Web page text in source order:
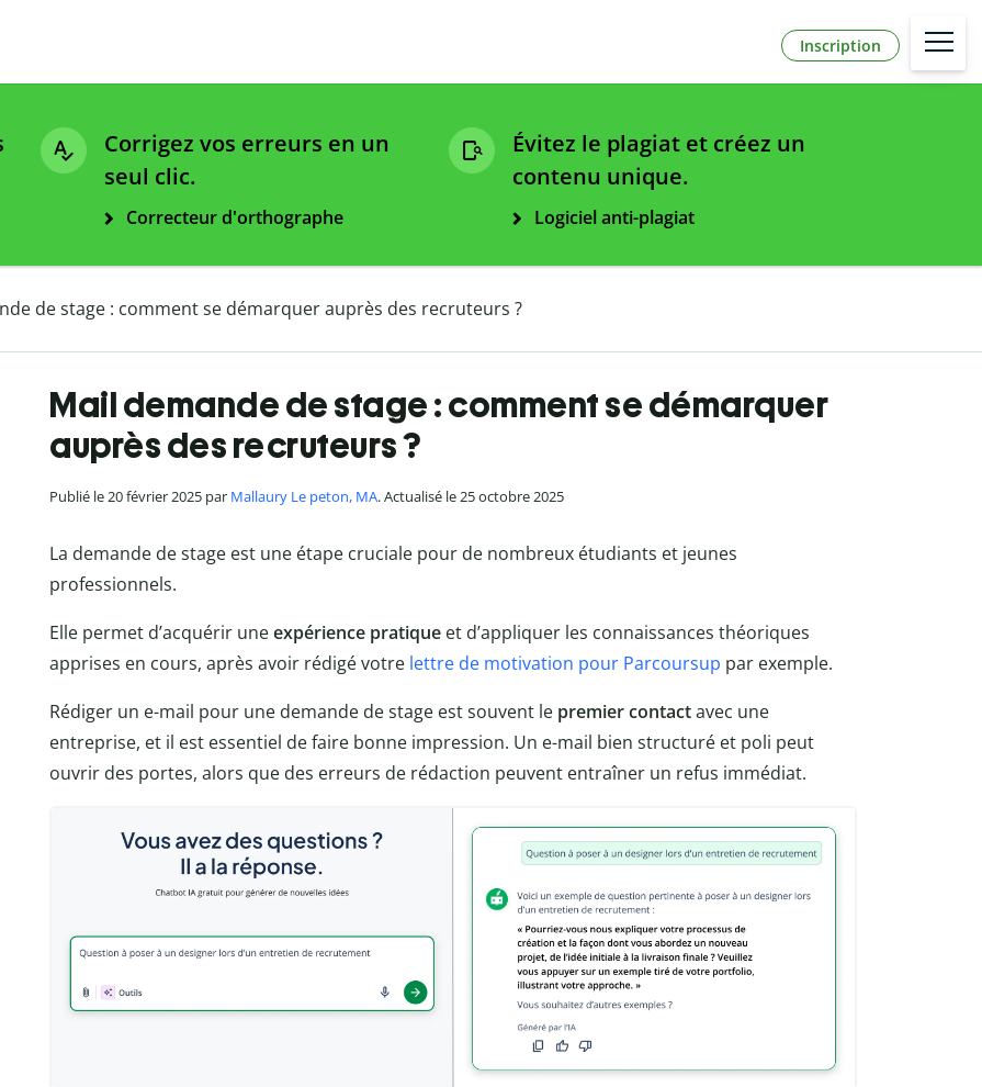
Inscription
Corrigez vos erreurs en un
seul clic.
Correcteur d'orthographe
Évitez le plagiat et créez un
contenu unique.
Logiciel anti-plagiat
de stage : comment se démarquer auprès des recruteurs ?
Mail demande de stage : comment se démarquer
auprès des recruteurs ?
Publié le 20 février 2025 par Mallaury Le peton, MA. Actualisé le 25 octobre 2025
La demande de stage est une étape cruciale pour de nombreux étudiants et jeunes
professionnels.
Elle permet d’acquérir uneexpérience pratique et d’appliquer les connaissances théoriques
apprises en cours, après avoir rédigé votre lettre de motivation pour Parcoursup par exemple.
Rédiger un e-mail pour une demande de stage est souvent le premier contactavec une
entreprise, et il est essentiel de faire bonne impression. Un e-mail bien structuré et poli peut
ouvrir des portes, alors que des erreurs de rédaction peuvent entraîner un refus immédiat.